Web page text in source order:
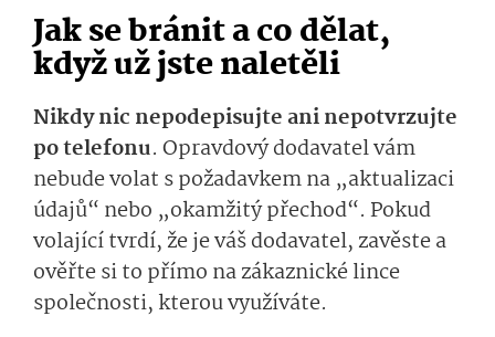
Jak se bránit a co dělat,
když už jste naletěli
Nikdy nic nepodepisujte ani nepotvrzujte
po telefonu. Opravdový dodavatel vám
nebude volat s požadavkem na „aktualizaci
údajů“ nebo „okamžitý přechod“. Pokud
volající tvrdí, že je váš dodavatel, zavěste a
ověřte si to přímo na zákaznické lince
společnosti, kterou využíváte.